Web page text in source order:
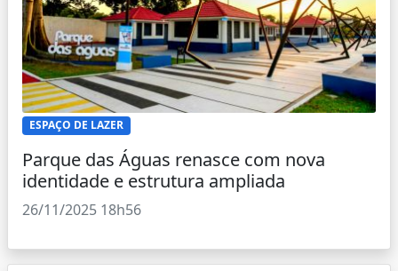
ESPAÇO DE LAZER
Parque das Águas renasce com nova
identidade e estrutura ampliada
26/11/2025 18h56